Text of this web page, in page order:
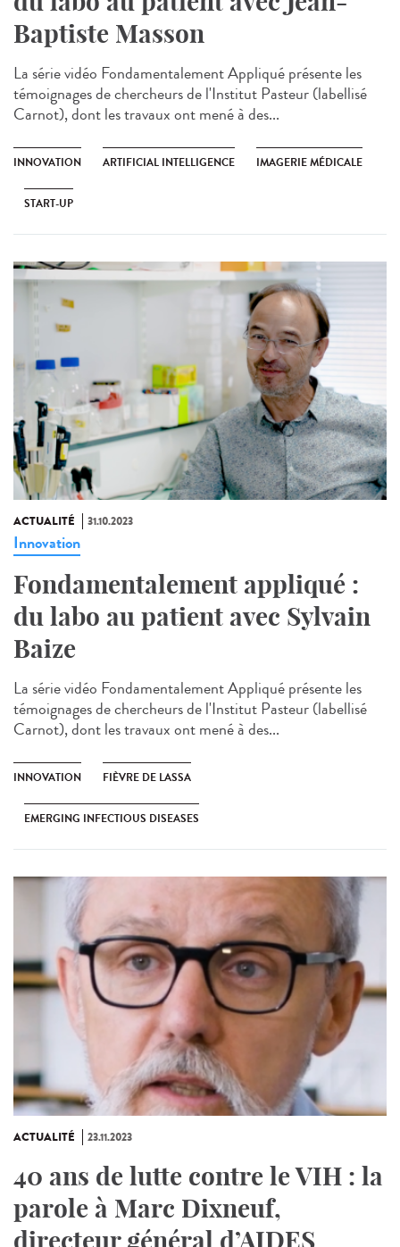
Baptiste Masson
La série vidéo Fondamentalement Appliqué présente les
témoignages de chercheurs de l'Institut Pasteur (labellisé
Carnot), dont les travaux ont mené à des...
INNOVATION ARTIFICIAL INTELLIGENCE IMAGERIE MÉDICALE
START-UP
ACTUALITÉ 31.10.2023
Innovation
Fondamentalement appliqué :
du labo au patient avec Sylvain
Baize
La série vidéo Fondamentalement Appliqué présente les
témoignages de chercheurs de l'Institut Pasteur (labellisé
Carnot), dont les travaux ont mené à des...
INNOVATION FIÈVRE DE LASSA
EMERGING INFECTIOUS DISEASES
ACTUALITÉ 23.11.2023
40 ans de lutte contre le VIH : la
parole à Marc Dixneuf,
directeur général d’AIDES